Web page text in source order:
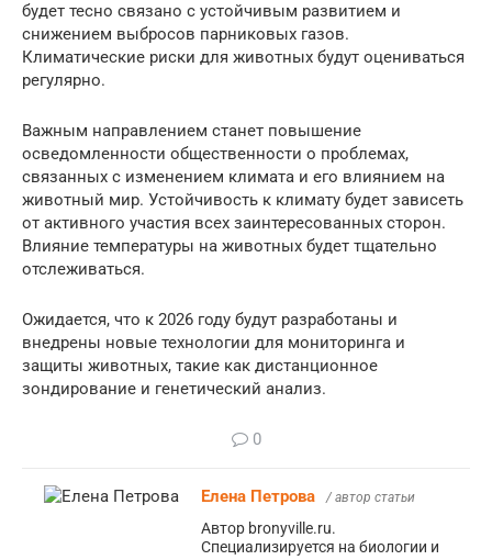
будет тесно связано с устойчивым развитием и
снижением выбросов парниковых газов.
Климатические риски для животных будут оцениваться
регулярно.
Важным направлением станет повышение
осведомленности общественности о проблемах,
связанных с изменением климата и его влиянием на
животный мир. Устойчивость к климату будет зависеть
от активного участия всех заинтересованных сторон.
Влияние температуры на животных будет тщательно
отслеживаться.
Ожидается, что к 2026 году будут разработаны и
внедрены новые технологии для мониторинга и
защиты животных, такие как дистанционное
зондирование и генетический анализ.
0
Елена Петрова / автор статьи
Автор bronyville.ru.
Специализируется на биологии и